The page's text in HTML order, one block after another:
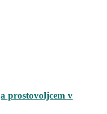
prostovoljcem v